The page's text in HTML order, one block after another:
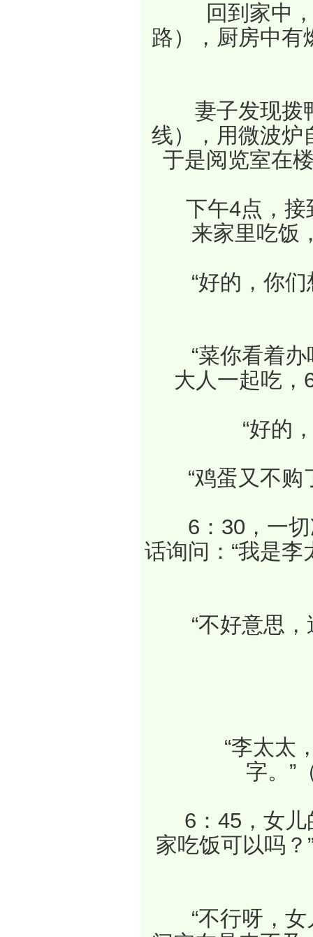
回到家中，
路），厨房中
妻子发现拨鸭
线），用微波炉
于是阅览室在
下午4点，接到
来家里吃饭
“好的，你们
“菜你看着办
大人一起吃，
“好的，
“鸡蛋又不购了
6：30，一切
话询问：“我是
“不好意思，
“李太太，
字。”
6：45，女儿
家吃饭可以吗
“不行呀，女